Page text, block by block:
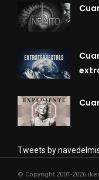
Tweets by
© Copyright 2001-2026